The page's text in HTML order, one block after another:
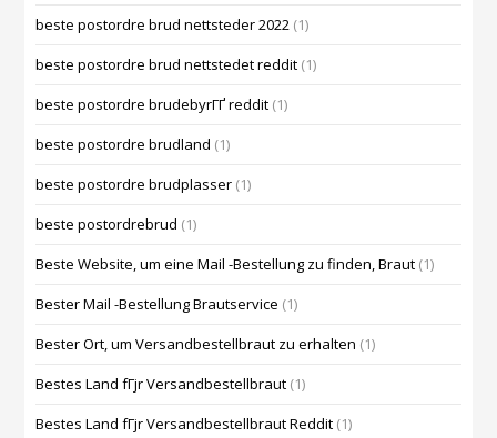
beste postordre brud nettsteder 2022 (1)
beste postordre brud nettstedet reddit (1)
beste postordre brudebyrГҐ reddit (1)
beste postordre brudland (1)
beste postordre brudplasser (1)
beste postordrebrud (1)
Beste Website, um eine Mail -Bestellung zu finden, Braut (1)
Bester Mail -Bestellung Brautservice (1)
Bester Ort, um Versandbestellbraut zu erhalten (1)
Bestes Land fГјr Versandbestellbraut (1)
Bestes Land fГјr Versandbestellbraut Reddit (1)